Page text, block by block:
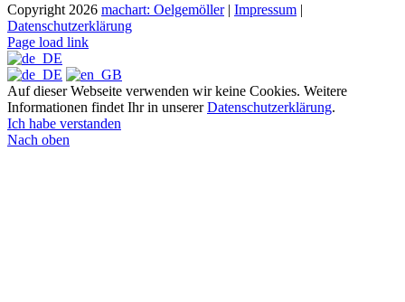
Copyright 2026 machart: Oelgemöller| Impressum |
Datenschutzerklärung
Page load link
Auf dieser Webseite verwenden wir keine Cookies. Weitere
Informationen findet Ihr in unsererDatenschutzerklärung.
Ich habe verstanden
Nach oben